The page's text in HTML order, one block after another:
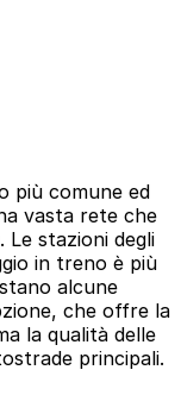
più comune ed
vasta rete che
stazioni degli
in treno è più
alcune
che offre la
la qualità delle
principali.